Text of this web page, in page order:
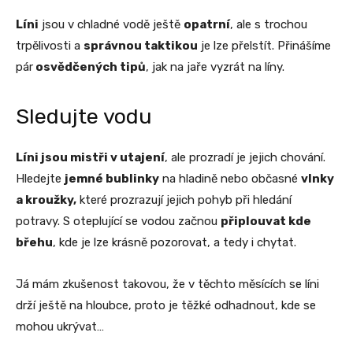
Líni jsou v chladné vodě ještě opatrní, ale s trochou
trpělivosti a správnou taktikou je lze přelstít. Přinášíme
pár osvědčených tipů, jak na jaře vyzrát na líny.
Sledujte vodu
Líni jsou mistři v utajení, ale prozradí je jejich chování.
Hledejte jemné bublinky na hladině nebo občasné vlnky
a kroužky, které prozrazují jejich pohyb při hledání
potravy. S oteplující se vodou začnou připlouvat kde
břehu, kde je lze krásně pozorovat, a tedy i chytat.
Já mám zkušenost takovou, že v těchto měsících se líni
drží ještě na hloubce, proto je těžké odhadnout, kde se
mohou ukrývat…